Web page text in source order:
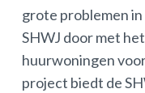
grote problemen
SHWJ door met
huurwoningen
project biedt de